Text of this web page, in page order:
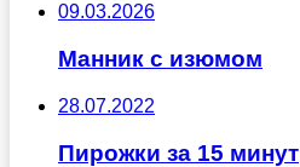
09.03.2026
Манник с изюмом
28.07.2022
Пирожки за 15 минут